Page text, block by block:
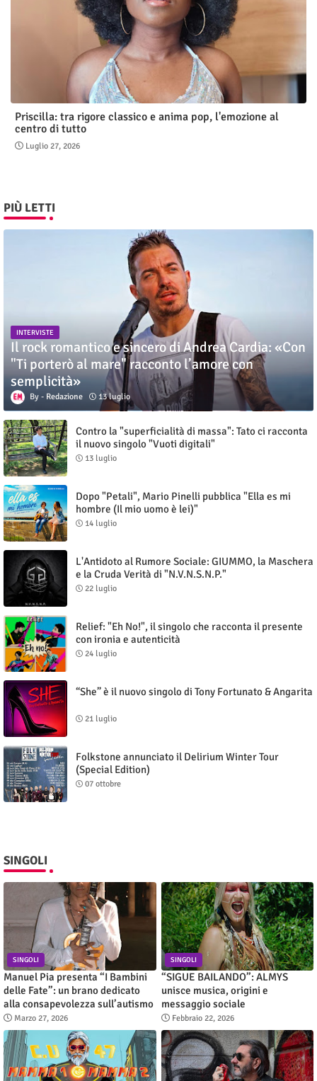
Priscilla: tra rigore classico e anima pop, l'emozione al
centro di tutto
Luglio 27, 2026
PIÙ LETTI
INTERVISTE
Il rock romantico e sincero di Andrea Cardia: «Con
"Ti porterò al mare" racconto l’amore con
semplicità»
Redazione 13 luglio
Contro la "superficialità di massa": Tato ci racconta
il nuovo singolo "Vuoti digitali"
13 luglio
Dopo "Petali", Mario Pinelli pubblica "Ella es mi
hombre (Il mio uomo è lei)"
14 luglio
L'Antidoto al Rumore Sociale: GIUMMO, la Maschera
e la Cruda Verità di "N.V.N.S.N.P."
22 luglio
Relief: "Eh No!", il singolo che racconta il presente
con ironia e autenticità
24 luglio
“She” è il nuovo singolo di Tony Fortunato & Angarita
21 luglio
Folkstone annunciato il Delirium Winter Tour
(Special Edition)
07 ottobre
SINGOLI
SINGOLI
Manuel Pia presenta “I Bambini
delle Fate”: un brano dedicato
alla consapevolezza sull’autismo
Marzo 27, 2026
SINGOLI
“SIGUE BAILANDO”: ALMYS
unisce musica, origini e
messaggio sociale
Febbraio 22, 2026